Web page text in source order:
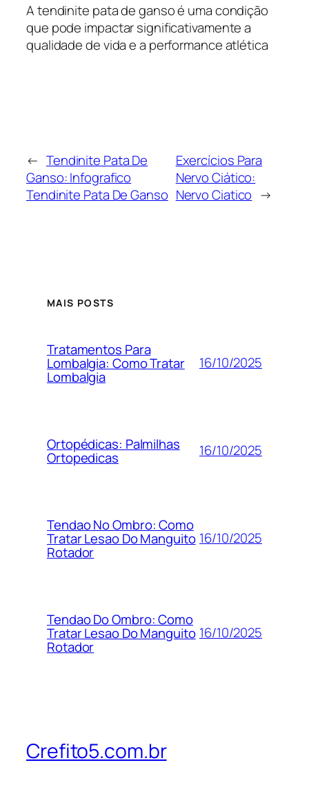
A tendinite pata de ganso é uma condição
que pode impactar significativamente a
qualidade de vida e a performance atlética
← Tendinite Pata De
Ganso: Infografico
Tendinite Pata De Ganso
Exercícios Para
Nervo Ciático:
Nervo Ciatico →
MAIS POSTS
Tratamentos Para
Lombalgia: Como Tratar
Lombalgia
16/10/2025
Ortopédicas: Palmilhas
Ortopedicas 16/10/2025
Tendao No Ombro: Como
Tratar Lesao Do Manguito
Rotador
16/10/2025
Tendao Do Ombro: Como
Tratar Lesao Do Manguito
Rotador
16/10/2025
Crefito5.com.br